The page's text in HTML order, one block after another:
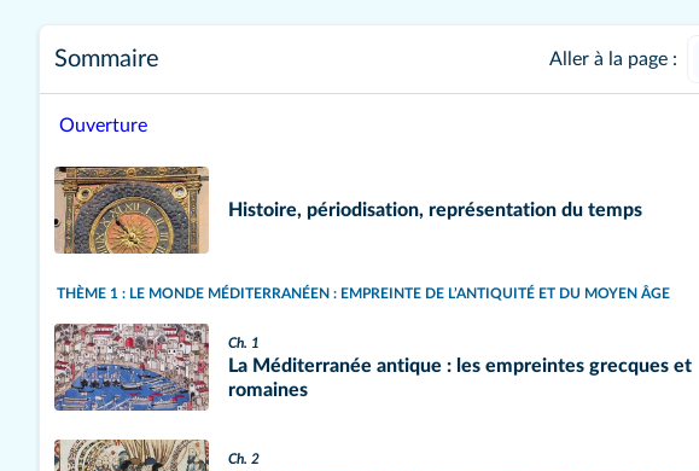
Sommaire Aller à la page :
Ouverture
Histoire, périodisation, représentation du temps
THÈME 1 : LE MONDE MÉDITERRANÉEN : EMPREINTE DE L’ANTIQUITÉ ET DU MOYEN ÂGE
Ch. 1
La Méditerranée antique : les empreintes grecques et
romaines
Ch. 2